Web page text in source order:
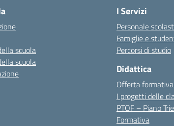
scuola
scuola
I Servizi
Personale
Famiglie e
Percorsi di studio
Didattica
Offerta formativa
I progetti delle
PTOF – Piano
Formativa